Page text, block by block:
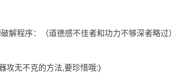
解程序：（道德感不佳者和功力不够深者略过）
攻无不克的方法,要珍惜哦:)